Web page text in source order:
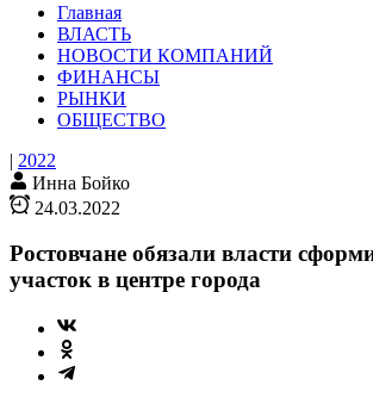
Главная
ВЛАСТЬ
НОВОСТИ КОМПАНИЙ
ФИНАНСЫ
РЫНКИ
ОБЩЕСТВО
| 2022
Инна Бойко
24.03.2022
Ростовчане обязали власти
участок в центре города